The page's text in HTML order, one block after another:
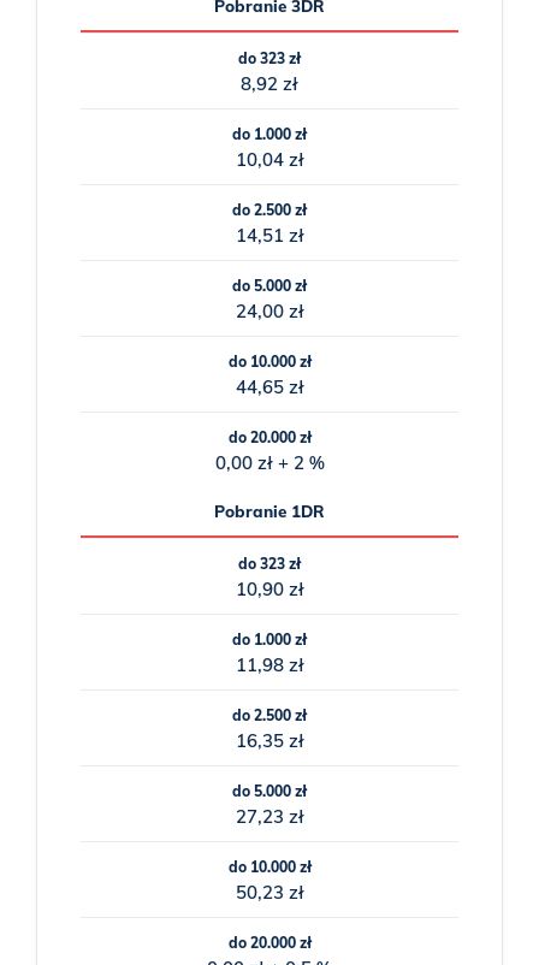
Pobranie 3DR
do 323 zł
8,92 zł
do 1.000 zł
10,04 zł
do 2.500 zł
14,51 zł
do 5.000 zł
24,00 zł
do 10.000 zł
44,65 zł
do 20.000 zł
0,00 zł + 2 %
Pobranie 1DR
do 323 zł
10,90 zł
do 1.000 zł
11,98 zł
do 2.500 zł
16,35 zł
do 5.000 zł
27,23 zł
do 10.000 zł
50,23 zł
do 20.000 zł